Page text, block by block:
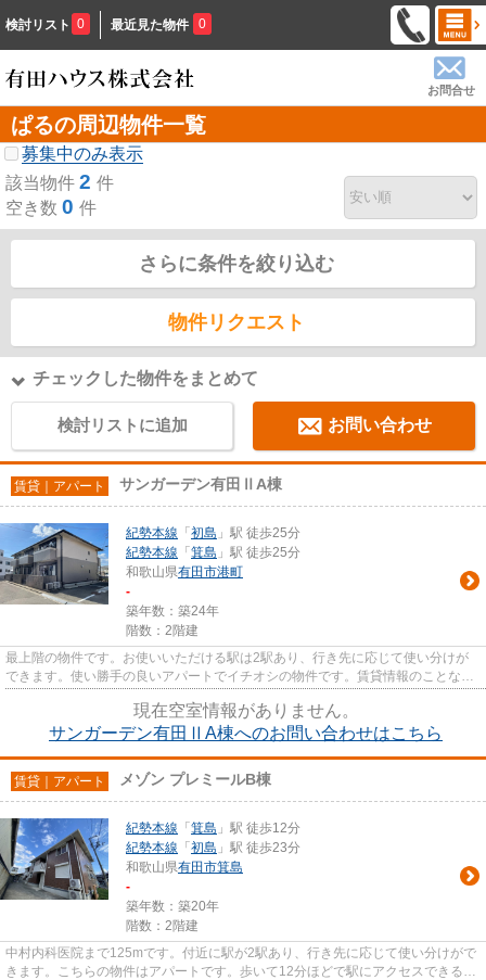
検討リスト 0 最近見た物件 0
お問合せ
ぱるの周辺物件一覧
募集中のみ表示
該当物件 2 件
空き数 0 件
さらに条件を絞り込む
物件リクエスト
チェックした物件をまとめて
検討リストに追加 お問い合わせ
賃貸｜アパート サンガーデン有田ⅡA棟
紀勢本線 「 初島 」駅 徒歩25分
紀勢本線 「 箕島 」駅 徒歩25分
和歌山県有田市港町
-
築年数：築24年
階数：2階建
最上階の物件です。お使いいただける駅は2駅あり、行き先に応じて使い分けが
できます。使い勝手の良いアパートでイチオシの物件です。賃貸情報のことな
現在空室情報がありません。
サンガーデン有田ⅡA棟へのお問い合わせはこちら
賃貸｜アパート メゾン プレミールB棟
紀勢本線 「 箕島 」駅 徒歩12分
紀勢本線 「 初島 」駅 徒歩23分
和歌山県有田市箕島
-
築年数：築20年
階数：2階建
中村内科医院まで125mです。付近に駅が2駅あり、行き先に応じて使い分けがで
きます。こちらの物件はアパートです。歩いて12分ほどで駅にアクセスできる、